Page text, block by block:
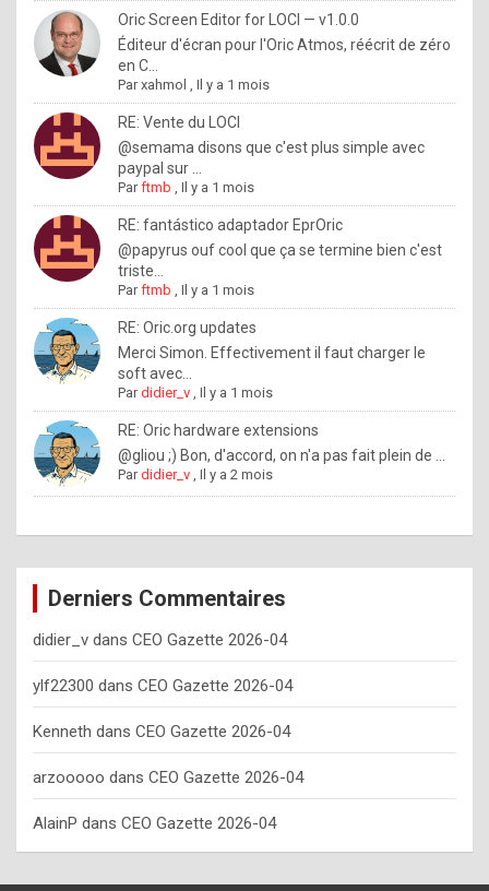
o
u
w
a
n
t
o
n
o
w
h
o
w
o
e
y
o
u
s
h
o
Oric Screen Editor for LOCI — v1.0.0
Éditeur d'écran pour l'Oric Atmos, réécrit de zéro
en C...
Parxahmol ,Il y a 1 mois
RE: Vente du LOCI
@semama disons que c'est plus simple avec
paypal sur ...
Parftmb ,Il y a 1 mois
RE: fantástico adaptador EprOric
@papyrus ouf cool que ça se termine bien c'est
triste...
Parftmb ,Il y a 1 mois
RE: Oric.org updates
Merci Simon. Effectivement il faut charger le
soft avec...
Pardidier_v ,Il y a 1 mois
RE: Oric hardware extensions
@gliou ;) Bon, d'accord, on n'a pas fait plein de ...
Pardidier_v ,Il y a 2 mois
Derniers Commentaires
didier_v dans CEO Gazette 2026-04
ylf22300 dans CEO Gazette 2026-04
Kenneth dans CEO Gazette 2026-04
arzooooo dans CEO Gazette 2026-04
AlainP dans CEO Gazette 2026-04